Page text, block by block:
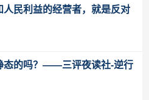
民利益的经营者，就是反对
态的吗？——三评夜读社-逆行